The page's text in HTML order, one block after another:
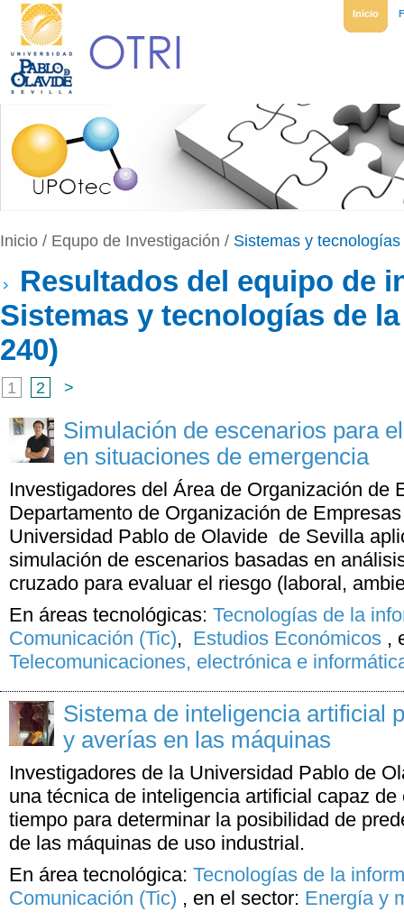
Inicio
Inicio / Equpo de Investigación / Sistemas y
Resultados del equipo de
Sistemas y tecnologías de
240)
1 2 >
Simulación de escenarios para
en situaciones de emergencia
Investigadores del Área de Organización de
Departamento de Organización de
Universidad Pablo de Olavide de Sevilla
simulación de escenarios basadas en
cruzado para evaluar el riesgo (laboral,
En áreas tecnológicas: Tecnologías de la
Comunicación (Tic), Estudios Económicos ,
Telecomunicaciones, electrónica e
Sistema de inteligencia artificial
y averías en las máquinas
Investigadores de la Universidad Pablo de
una técnica de inteligencia artificial capaz
tiempo para determinar la posibilidad de
de las máquinas de uso industrial.
En área tecnológica: Tecnologías de la
Comunicación (Tic) , en el sector: Energía y